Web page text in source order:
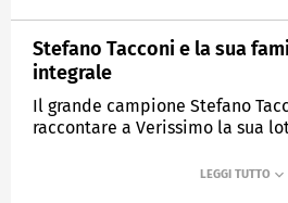
Stefano Tacconi e la sua
integrale
Il grande campione Stefano
raccontare a Verissimo la sua